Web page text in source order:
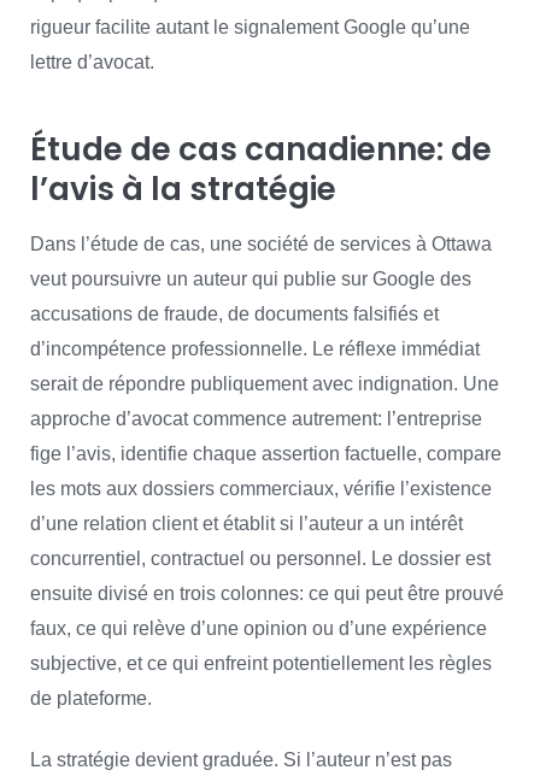
rigueur facilite autant le signalement Google qu’une
lettre d’avocat.
Étude de cas canadienne: de
l’avis à la stratégie
Dans l’étude de cas, une société de services à Ottawa
veut poursuivre un auteur qui publie sur Google des
accusations de fraude, de documents falsifiés et
d’incompétence professionnelle. Le réflexe immédiat
serait de répondre publiquement avec indignation. Une
approche d’avocat commence autrement: l’entreprise
fige l’avis, identifie chaque assertion factuelle, compare
les mots aux dossiers commerciaux, vérifie l’existence
d’une relation client et établit si l’auteur a un intérêt
concurrentiel, contractuel ou personnel. Le dossier est
ensuite divisé en trois colonnes: ce qui peut être prouvé
faux, ce qui relève d’une opinion ou d’une expérience
subjective, et ce qui enfreint potentiellement les règles
de plateforme.
La stratégie devient graduée. Si l’auteur n’est pas